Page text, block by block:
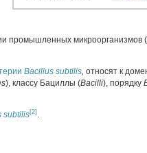
Культурально-
Действие на вредные
Механизм действия
промышленных
Bacillus subtilis, относят к
), классу Бациллы (Bacilli), порядку
subtilis[2] .